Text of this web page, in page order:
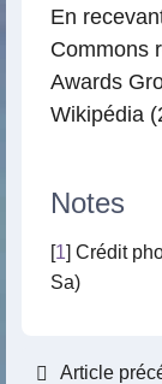
En
Commons
Awards
Wikipédia
Notes
[1] Crédit
Sa)
Article